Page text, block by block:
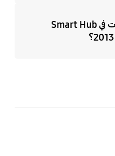
كيفية تحميل التطبيقات في Smart Hub